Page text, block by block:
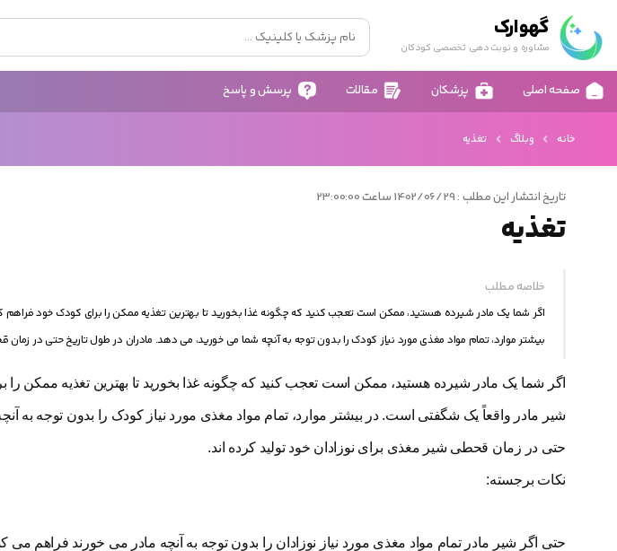
گهوارک
مشاوره و نوبت دهی تخصصی کودکان
صفحه اصلی پزشکان مقالات پرسش و پاسخ
خانه وبلاگ تغذیه
تاریخ انتشار این مطلب : 1402/06/29 ساعت 23:00:00
تغذیه
خلاصه مطلب
اگر شما یک مادر شیرده هستید، ممکن است تعجب کنید که چگونه غذا بخورید تا بهترین تغذیه ممکن را برای کودک خود
بیشتر موارد، تمام مواد مغذی مورد نیاز کودک را بدون توجه به آنچه شما می خورید، می دهد. مادران در طول تاریخ حتی در زمان
اگر شما یک مادر شیرده هستید، ممکن است تعجب کنید که چگونه غذا بخورید تا بهترین تغذیه ممکن
شیر مادر واقعاً یک شگفتی است. در بیشتر موارد، تمام مواد مغذی مورد نیاز کودک را بدون توجه به
حتی در زمان قحطی شیر مغذی برای نوزادان خود تولید کرده اند.
نکات برجسته:
حتی اگر شیر مادر تمام مواد مغذی مورد نیاز نوزادان را بدون توجه به آنچه مادر می خورند فراهم می